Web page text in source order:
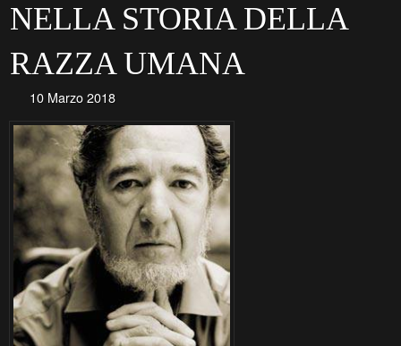
NELLA STORIA DELLA
RAZZA UMANA
10 Marzo 2018